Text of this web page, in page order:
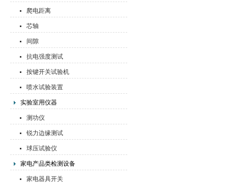
爬电距离
芯轴
间隙
抗电强度测试
按键开关试验机
喷水试验装置
实验室用仪器
测功仪
锐力边缘测试
球压试验仪
家电产品类检测设备
家电器具开关